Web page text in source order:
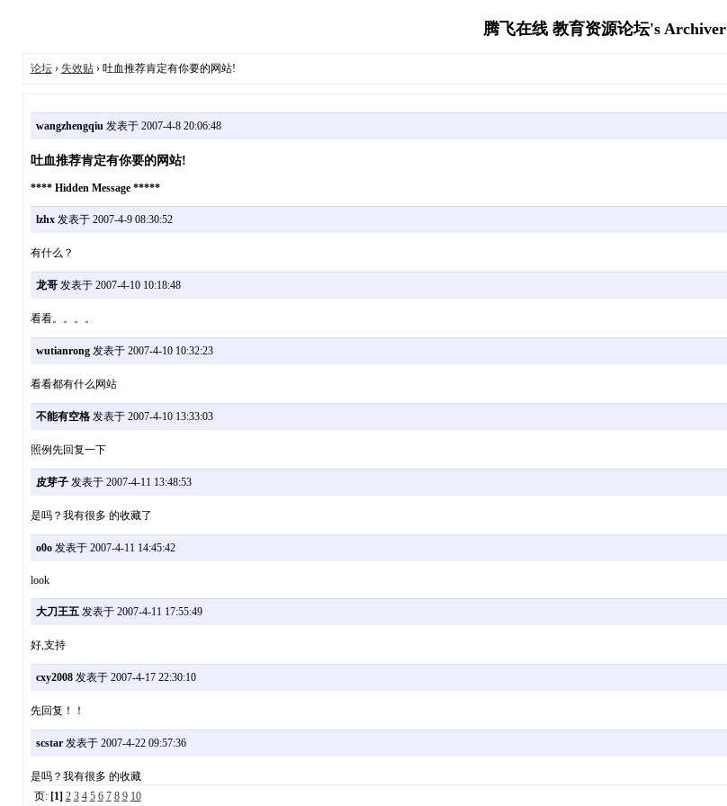
腾飞在线 教育资源论坛's Archiver
论坛› 失效贴› 吐血推荐肯定有你要的网站!
wangzhengqiu发表于 2007-4-8 20:06:48
吐血推荐肯定有你要的网站!
**** Hidden Message *****
lzhx发表于 2007-4-9 08:30:52
有什么？
龙哥发表于 2007-4-10 10:18:48
看看。。。。
wutianrong发表于 2007-4-10 10:32:23
看看都有什么网站
不能有空格发表于 2007-4-10 13:33:03
照例先回复一下
皮芽子发表于 2007-4-11 13:48:53
是吗？我有很多 的收藏了
o0o发表于 2007-4-11 14:45:42
look
大刀王五发表于 2007-4-11 17:55:49
好,支持
cxy2008发表于 2007-4-17 22:30:10
先回复！！
scstar发表于 2007-4-22 09:57:36
是吗？我有很多 的收藏
页: [1] 2 3 4 5 6 7 8 9 10